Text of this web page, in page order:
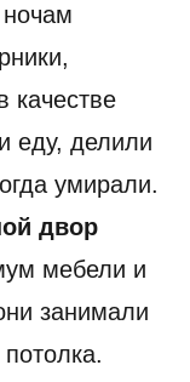
качестве
еду, делили
умирали.
двор
мебели и
занимали